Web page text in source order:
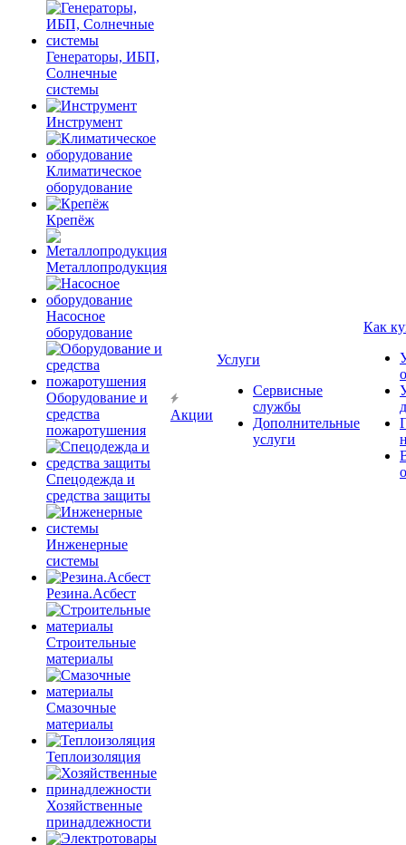
Генераторы, ИБП,
Солнечные
системы
Инструмент
Климатическое
оборудование
Крепёж
Металлопродукция
Насосное
оборудование
Оборудование и
средства
пожаротушения
Спецодежда и
средства защиты
Инженерные
системы
Резина.Асбест
Строительные
материалы
Смазочные
материалы
Теплоизоляция
Хозяйственные
принадлежности
Акции
Услуги
Сервисные
службы
Дополнительные
услуги
Как